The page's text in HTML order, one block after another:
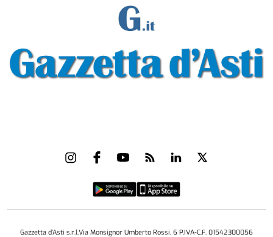
Gazzetta d'Asti s.r.l.Via Monsignor Umberto Rossi, 6 P.IVA-C.F. 01542300056